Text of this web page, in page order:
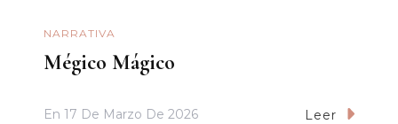
NARRATIVA
Mégico Mágico
En 17 De Marzo De 2026 Leer